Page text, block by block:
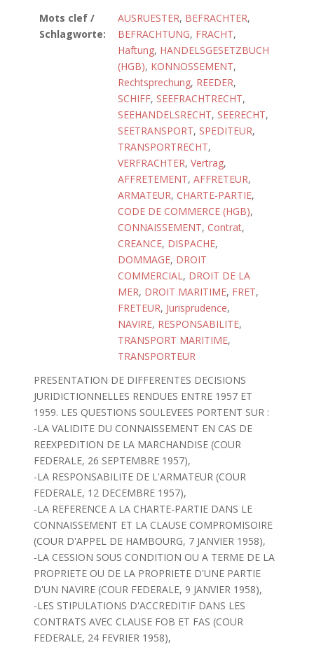
Mots clef /
Schlagworte:
AUSRUESTER, BEFRACHTER,
BEFRACHTUNG, FRACHT,
Haftung, HANDELSGESETZBUCH
(HGB), KONNOSSEMENT,
Rechtsprechung, REEDER,
SCHIFF, SEEFRACHTRECHT,
SEEHANDELSRECHT, SEERECHT,
SEETRANSPORT, SPEDITEUR,
TRANSPORTRECHT,
VERFRACHTER, Vertrag,
AFFRETEMENT, AFFRETEUR,
ARMATEUR, CHARTE-PARTIE,
CODE DE COMMERCE (HGB),
CONNAISSEMENT, Contrat,
CREANCE, DISPACHE,
DOMMAGE, DROIT
COMMERCIAL, DROIT DE LA
MER, DROIT MARITIME, FRET,
FRETEUR, Jurisprudence,
NAVIRE, RESPONSABILITE,
TRANSPORT MARITIME,
TRANSPORTEUR
PRESENTATION DE DIFFERENTES DECISIONS
JURIDICTIONNELLES RENDUES ENTRE 1957 ET
1959. LES QUESTIONS SOULEVEES PORTENT SUR :
-LA VALIDITE DU CONNAISSEMENT EN CAS DE
REEXPEDITION DE LA MARCHANDISE (COUR
FEDERALE, 26 SEPTEMBRE 1957),
-LA RESPONSABILITE DE L'ARMATEUR (COUR
FEDERALE, 12 DECEMBRE 1957),
-LA REFERENCE A LA CHARTE-PARTIE DANS LE
CONNAISSEMENT ET LA CLAUSE COMPROMISOIRE
(COUR D'APPEL DE HAMBOURG, 7 JANVIER 1958),
-LA CESSION SOUS CONDITION OU A TERME DE LA
PROPRIETE OU DE LA PROPRIETE D'UNE PARTIE
D'UN NAVIRE (COUR FEDERALE, 9 JANVIER 1958),
-LES STIPULATIONS D'ACCREDITIF DANS LES
CONTRATS AVEC CLAUSE FOB ET FAS (COUR
FEDERALE, 24 FEVRIER 1958),